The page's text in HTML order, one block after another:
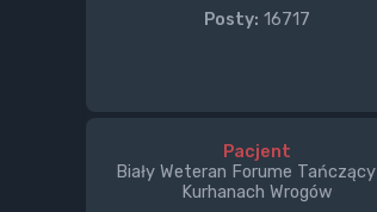
Posty: 16717
Pacjent
Biały Weteran Forume
Kurhanach Wrogów